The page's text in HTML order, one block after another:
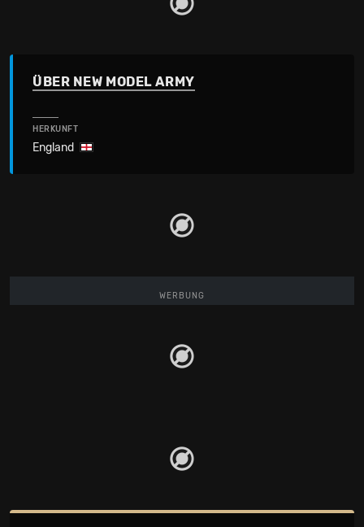
ÜBER NEW MODEL ARMY
HERKUNFT
England
WERBUNG